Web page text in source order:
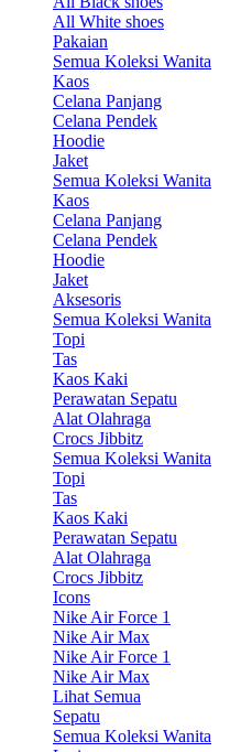
All White shoes
Pakaian
Semua Koleksi Wanita
Kaos
Celana Panjang
Celana Pendek
Hoodie
Jaket
Semua Koleksi Wanita
Kaos
Celana Panjang
Celana Pendek
Hoodie
Jaket
Aksesoris
Semua Koleksi Wanita
Topi
Tas
Kaos Kaki
Perawatan Sepatu
Alat Olahraga
Crocs Jibbitz
Semua Koleksi Wanita
Topi
Tas
Kaos Kaki
Perawatan Sepatu
Alat Olahraga
Crocs Jibbitz
Icons
Nike Air Force 1
Nike Air Max
Nike Air Force 1
Nike Air Max
Lihat Semua
Sepatu
Semua Koleksi Wanita